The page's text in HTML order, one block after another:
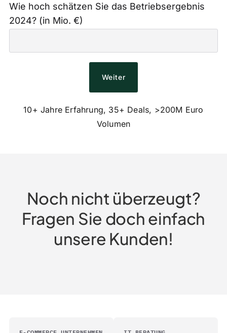
Wie hoch schätzen Sie das Betriebsergebnis
2024? (in Mio. €)
Weiter
10+ Jahre Erfahrung, 35+ Deals, >200M Euro
Volumen
Noch nicht überzeugt?
Fragen Sie doch einfach
unsere Kunden!